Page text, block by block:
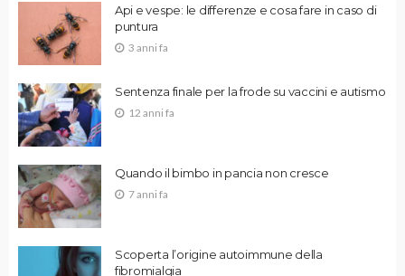
Api e vespe: le differenze e cosa fare in caso di
puntura
3 anni fa
Sentenza finale per la frode su vaccini e autismo
12 anni fa
Quando il bimbo in pancia non cresce
7 anni fa
Scoperta l’origine autoimmune della
fibromialgia